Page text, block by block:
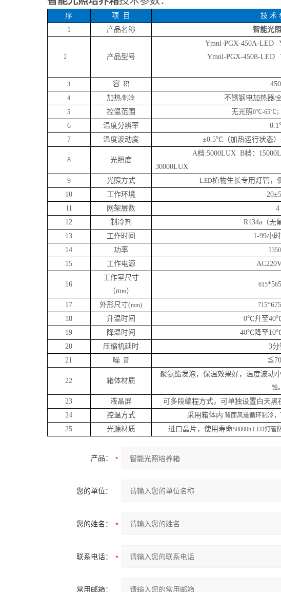
序 项 目 技 术
1
产品名称 智能光
2 产品型号
Ymnl-PGX-450A-LED
Ymnl-PGX-450B-LED
3 容积 450
4 加热/制冷 不锈钢电加热器/
5
控温范围 无光照0℃-65℃
6 温度分辨率
7
温度波动度 ±0.5℃（加热运行状态
8 光照度
A档:5000LUX B档：
30000LUX
9
光照方式 LED植物生长专用灯管，
10
工作环境
11
网架层数
4
12
制冷剂
R134a（无
13
工作时间
1-99小
14
功率 1350
15
工作电源
16
工作室尺寸
（mm）
615*56
17 外形尺寸(mm) 715
18 升温时间
0℃升至
19
降温时间
40℃降至
20
压缩机延时
3分
21
噪音
22 箱体材质
聚氨酯发泡，保温效果好，温度波动
蚀。
23 液晶屏
可多段编程方式，可单独设置白天黑
24
控温方式 采用箱体内 背面风道循环制冷
25 光源材质 进口晶片，使用寿命50000h.LED灯管
产品：
您的单位：
您的姓名：
联系电话：
常用邮箱：